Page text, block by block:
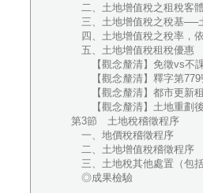
二、土地增值稅之租稅客
三、土地增值稅之稅基──土
四、土地增值稅之稅率，依
五、土地增值稅租稅優惠
【觀念釐清】免徵vs不課
【觀念釐清】釋字第779號
【觀念釐清】都市更新租
【觀念釐清】土地重劃後原
第3節 土地稅稽徵程序
一、地價稅稽徵程序
二、土地增值稅稽徵程序
三、土地稅其他處置（包括
◎成果檢驗